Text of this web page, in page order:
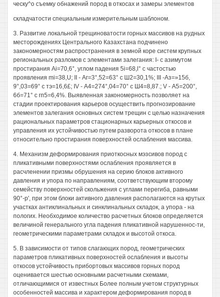
ческу^о съемку обнажений пород в откосах и замеры элементов
складчатости специальным измерительным шаблоном.
3. Развитие локальной трещиноватости горных массивов на рудных
месторождениях Центрального Казахстана подчинено
закономерностям распространения в земной коре систем крупных
региональных разломов с элементами залегания: I- с азимутом
простирания Ai=70,6°, углом падения 5i=68,l° с частостью
проявления mi=38,U; II - Аг=3°,52=63° с Ш2=30,1%; III -Аз=»15б,
9°,03=69° с тэ=16,6£; IV - А4=274°,04=70° с Ш4=8,87.; V - А5=200°,
6б=71° с гп5=6,4%. Выявленная закономерность позволяет на
стадии проектирования карьеров осуществить прогнозирование
элементов залегания основных систем трещин с целью назначения
рациональных параметров стационарных карьерных откосов и
управления их устойчивостью путем разворота откосов в плане
относительно простирания поверхностей ослабления массива.
4. Механизм деформирования приоткосных мэзсивов пород с
пликативными поверхностями ослабления проявляется в
расчленении призмы обрушения на серию блоков активного
давления и упора по направлениям, соответствующим второму
семейству поверхностей скольжения с углами перегиба, равными
90°-р', при этом блоки активного давления располагаются на крутых
участках антиклинальных и синклинальных складок, а упора - на
пологих. Необходимое количество расчетных блоков определяется
величиной генерального угла падения пликативной нарушеннос-ти,
геометрическими параметрами складок и высотой откоса.
5. В зависимости от типов слагающих пород, геометрических
параметров пликативных поверхностей ослабления и высоты
откосов устойчивость прибортовых массивов горных пород
оценивается шестью основными расчетными схемами,
отличающимися от известных Более полным учетом структурных
особенностей массива и характером деформирования пород в